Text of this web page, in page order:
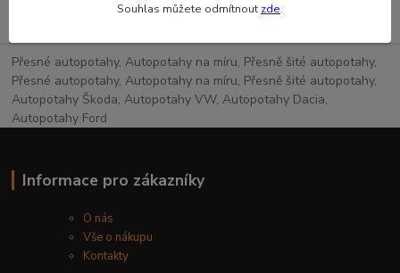
Přesné autopotahy, Autopotahy na míru, Přesně šité autopotahy,
Přesné autopotahy, Autopotahy na míru, Přesně šité autopotahy,
Autopotahy Škoda, Autopotahy VW, Autopotahy Dacia,
Autopotahy Ford
Informace pro zákazníky
O nás
Vše o nákupu
Kontakty
Souhlas můžete odmítnout zde.